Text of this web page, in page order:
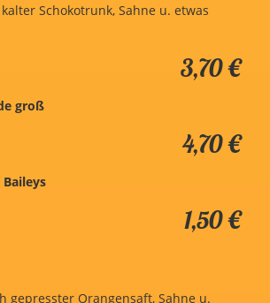
Schokotrunk, Sahne u. etwas
3,70 €
groß
4,70 €
1,50 €
gepresster Orangensaft, Sahne u.